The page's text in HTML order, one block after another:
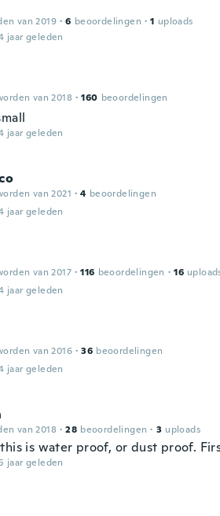
van 2019 · 6 beoordelingen · 1 uploads
jaar geleden
van 2018 · 160 beoordelingen
jaar geleden
van 2021 · 4 beoordelingen
jaar geleden
van 2017 · 116 beoordelingen · 16
jaar geleden
van 2016 · 36 beoordelingen
jaar geleden
van 2018 · 28 beoordelingen · 3 uploads
is water proof, or dust proof.
jaar geleden